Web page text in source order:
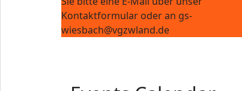
Kontaktformular oder an gs-
wiesbach@vgzwland.de